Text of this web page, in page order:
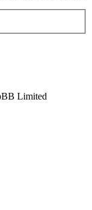
Limited